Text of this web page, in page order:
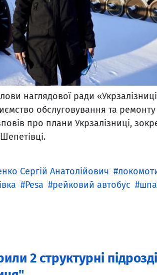
наглядової ради
обслуговування та
про плани Укрзалізниці,
Сергій Анатолійович
Pesa рейковий автобус
2 структурні